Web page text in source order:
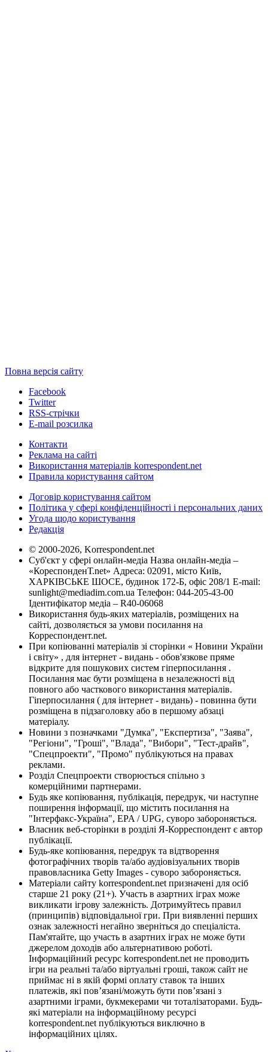
Повна версія сайту
Facebook
Twitter
RSS-стрічки
E-mail розсилка
Контакти
Реклама на сайті
Використання матеріалів korrespondent.net
Правила користування сайтом
Договір користування сайтом
Політика у сфері конфіденційності і персональних даних
Угода щодо користування
Редакція
© 2000-2026, Korrespondent.net
Суб'єкт у сфері онлайн-медіа Назва онлайн-медіа –
«КореспонденТ.net» Адреса: 02091, місто Київ,
ХАРКІВСЬКЕ ШОСЕ, будинок 172-Б, офіс 208/1 E-mail:
sunlight@mediadim.com.ua Телефон: 044-205-43-00
Ідентифікатор медіа – R40-06068
Використання будь-яких матеріалів, розміщених на
сайті, дозволяється за умови посилання на
Корреспондент.net.
При копіюванні матеріалів зі сторінки « Новини України
і світу» , для інтернет - видань - обов'язкове пряме
відкрите для пошукових систем гіперпосилання .
Посилання має бути розміщена в незалежності від
повного або часткового використання матеріалів.
Гіперпосилання ( для інтернет - видань) - повинна бути
розміщена в підзаголовку або в першому абзаці
матеріалу.
Новини з позначками "Думка", "Експертиза", "Заява",
"Регіони", "Гроші", "Влада", "Вибори", "Тест-драйв",
"Спецпроекти", "Промо" публікуються на правах
реклами.
Розділ Спецпроекти створюється спільно з
комерційними партнерами.
Будь яке копіювання, публікація, передрук, чи наступне
поширення інформації, що містить посилання на
"Інтерфакс-Україна", EPA / UPG, суворо забороняється.
Власник веб-сторінки в розділі Я-Корреспондент є автор
публікації.
Будь-яке копіювання, передрук та відтворення
фотографічних творів та/або аудіовізуальних творів
правовласника Getty Images - суворо забороняється.
Матеріали сайту korrespondent.net призначені для осіб
старше 21 року (21+). Участь в азартних іграх може
викликати ігрову залежність. Дотримуйтесь правил
(принципів) відповідальної гри. При виявленні перших
ознак залежності негайно зверніться до спеціаліста.
Пам'ятайте, що участь в азартних іграх не може бути
джерелом доходів або альтернативою роботі.
Інформаційний ресурс korrespondent.net не проводить
ігри на реальні та/або віртуальні гроші, також сайт не
приймає ні в якій формі оплату ставок та інших
платежів, які пов’язані/можуть бути пов’язані з
азартними іграми, букмекерами чи тоталізаторами. Будь-
які матеріали на інформаційному ресурсі
korrespondent.net публікуються виключно в
інформаційних цілях.